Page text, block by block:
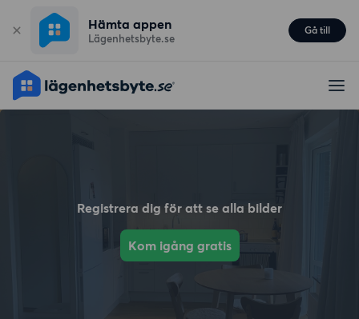
Hämta appen
Lägenhetsbyte.se
Gå till
Registrera dig för att se alla bilder
Kom igång gratis